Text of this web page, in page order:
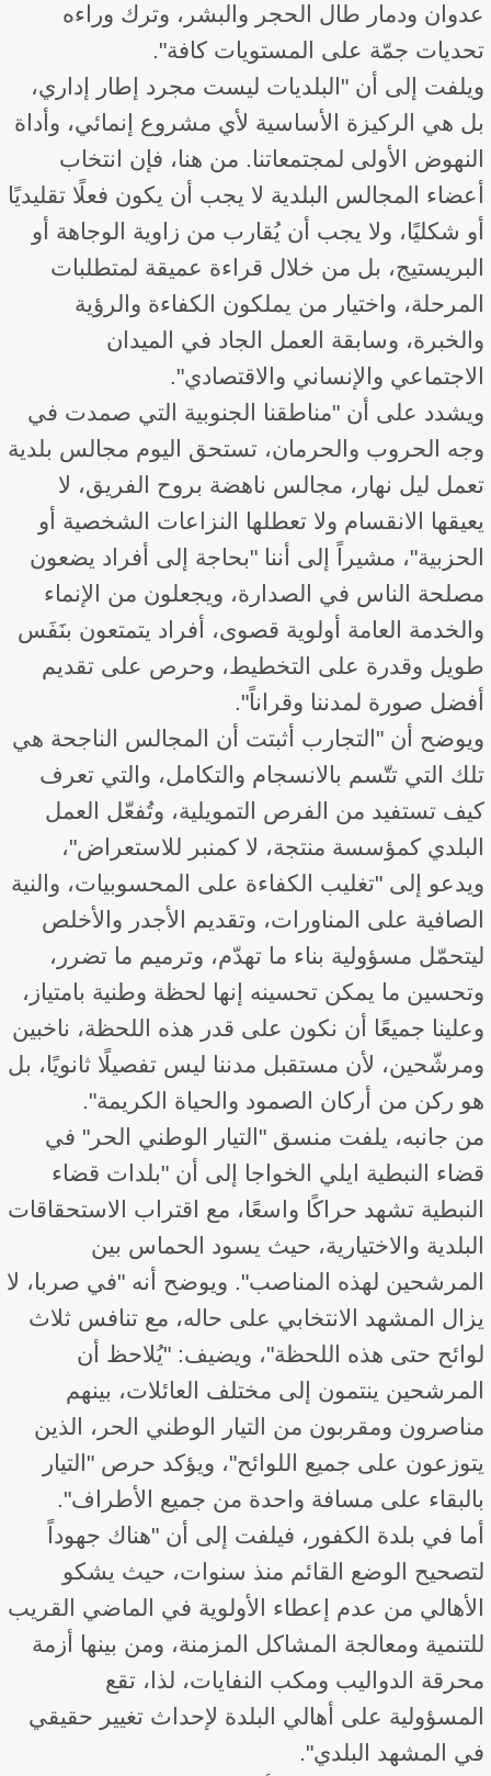
عدوان ودمار طال الحجر والبشر، وترك وراءه
تحديات جمّة على المستويات كافة".
ويلفت إلى أن "البلديات ليست مجرد إطار إداري،
بل هي الركيزة الأساسية لأي مشروع إنمائي، وأداة
النهوض الأولى لمجتمعاتنا. من هنا، فإن انتخاب
أعضاء المجالس البلدية لا يجب أن يكون فعلًا تقليديًا
أو شكليًا، ولا يجب أن يُقارب من زاوية الوجاهة أو
البريستيج، بل من خلال قراءة عميقة لمتطلبات
المرحلة، واختيار من يملكون الكفاءة والرؤية
والخبرة، وسابقة العمل الجاد في الميدان
الاجتماعي والإنساني والاقتصادي".
ويشدد على أن "مناطقنا الجنوبية التي صمدت في
وجه الحروب والحرمان، تستحق اليوم مجالس بلدية
تعمل ليل نهار، مجالس ناهضة بروح الفريق، لا
يعيقها الانقسام ولا تعطلها النزاعات الشخصية أو
الحزبية"، مشيراً إلى أننا "بحاجة إلى أفراد يضعون
مصلحة الناس في الصدارة، ويجعلون من الإنماء
والخدمة العامة أولوية قصوى، أفراد يتمتعون بنَفَس
طويل وقدرة على التخطيط، وحرص على تقديم
أفضل صورة لمدننا وقراناً".
ويوضح أن "التجارب أثبتت أن المجالس الناجحة هي
تلك التي تتّسم بالانسجام والتكامل، والتي تعرف
كيف تستفيد من الفرص التمويلية، وتُفعّل العمل
البلدي كمؤسسة منتجة، لا كمنبر للاستعراض"،
ويدعو إلى "تغليب الكفاءة على المحسوبيات، والنية
الصافية على المناورات، وتقديم الأجدر والأخلص
ليتحمّل مسؤولية بناء ما تهدّم، وترميم ما تضرر،
وتحسين ما يمكن تحسينه إنها لحظة وطنية بامتياز،
وعلينا جميعًا أن نكون على قدر هذه اللحظة، ناخبين
ومرشّحين، لأن مستقبل مدننا ليس تفصيلًا ثانويًا، بل
هو ركن من أركان الصمود والحياة الكريمة".
من جانبه، يلفت منسق "التيار الوطني الحر" في
قضاء النبطية ايلي الخواجا إلى أن "بلدات قضاء
النبطية تشهد حراكًا واسعًا، مع اقتراب الاستحقاقات
البلدية والاختيارية، حيث يسود الحماس بين
المرشحين لهذه المناصب". ويوضح أنه "في صربا، لا
يزال المشهد الانتخابي على حاله، مع تنافس ثلاث
لوائح حتى هذه اللحظة"، ويضيف: "يُلاحظ أن
المرشحين ينتمون إلى مختلف العائلات، بينهم
مناصرون ومقربون من التيار الوطني الحر، الذين
يتوزعون على جميع اللوائح"، ويؤكد حرص "التيار
بالبقاء على مسافة واحدة من جميع الأطراف".
أما في بلدة الكفور، فيلفت إلى أن "هناك جهوداً
لتصحيح الوضع القائم منذ سنوات، حيث يشكو
الأهالي من عدم إعطاء الأولوية في الماضي القريب
للتنمية ومعالجة المشاكل المزمنة، ومن بينها أزمة
محرقة الدواليب ومكب النفايات، لذا، تقع
المسؤولية على أهالي البلدة لإحداث تغيير حقيقي
في المشهد البلدي".